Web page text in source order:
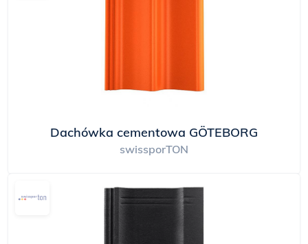
Dachówka cementowa GÖTEBORG
swissporTON